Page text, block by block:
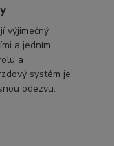
výjimečný
a jedním
a
systém je
odezvu.